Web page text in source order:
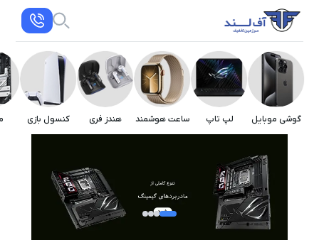
گوشی موبایل لپ تاپ ساعت هوشمند هندز فری کنسول بازی